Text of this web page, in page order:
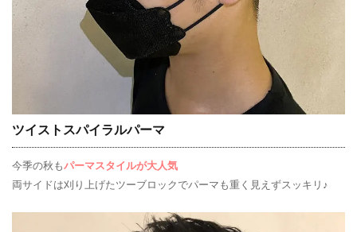
ツイストスパイラルパーマ
今季の秋もパーマスタイルが大人気
両サイドは刈り上げたツーブロックでパーマも重く見えずスッキリ♪